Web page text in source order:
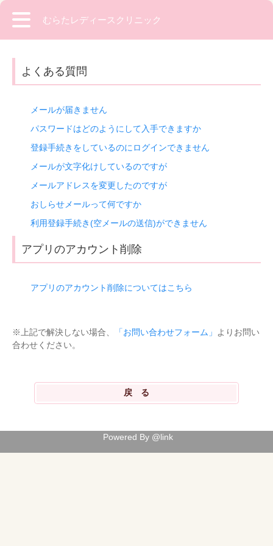
むらたレディースクリニック
よくある質問
メールが届きません
パスワードはどのようにして入手できますか
登録手続きをしているのにログインできません
メールが文字化けしているのですが
メールアドレスを変更したのですが
おしらせメールって何ですか
利用登録手続き(空メールの送信)ができません
アプリのアカウント削除
アプリのアカウント削除についてはこちら
※上記で解決しない場合、 「お問い合わせフォーム」
よりお問い
合わせください。
Powered By @link